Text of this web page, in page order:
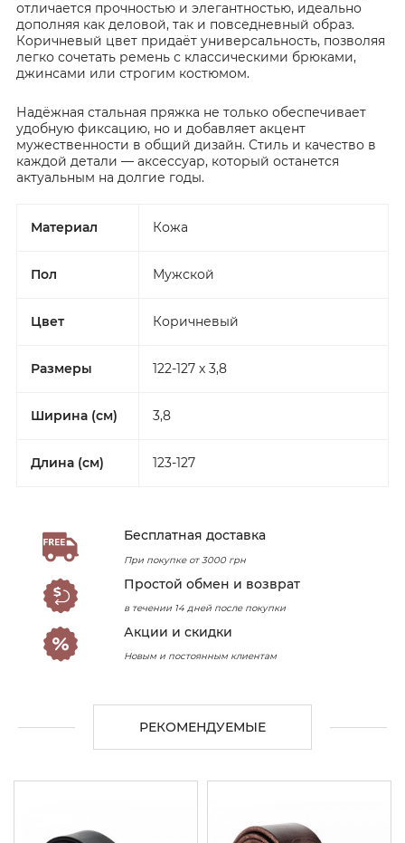
отличается прочностью и элегантностью, идеально
дополняя как деловой, так и повседневный образ.
Коричневый цвет придаёт универсальность, позволяя
легко сочетать ремень с классическими брюками,
джинсами или строгим костюмом.
Надёжная стальная пряжка не только обеспечивает
удобную фиксацию, но и добавляет акцент
мужественности в общий дизайн. Стиль и качество в
каждой детали — аксессуар, который останется
актуальным на долгие годы.
Материал Кожа
Пол Мужской
Цвет Коричневый
Размеры 122-127 x 3,8
Ширина (см) 3,8
Длина (см) 123-127
Бесплатная доставка
При покупке от 3000 грн
Простой обмен и возврат
в течении 14 дней после покупки
Акции и скидки
Новым и постоянным клиентам
РЕКОМЕНДУЕМЫЕ